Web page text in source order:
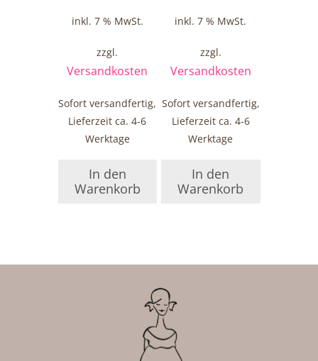
inkl. 7 % MwSt.
zzgl.
Versandkosten
Sofort versandfertig,
Lieferzeit ca. 4-6
Werktage
In den
Warenkorb
inkl. 7 % MwSt.
zzgl.
Versandkosten
Sofort versandfertig,
Lieferzeit ca. 4-6
Werktage
In den
Warenkorb